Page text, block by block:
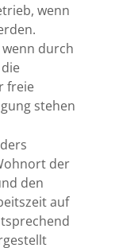
wenn
durch
freie
stehen
der
den
auf